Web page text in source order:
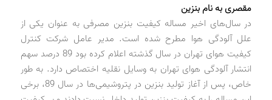
مقصری به نام بنزین
در سال‌های اخیر مساله کیفیت بنزین مصرفی به عنوان یکی از
علل آلودگی هوا مطرح شده است. مدیر عامل شرکت کنترل
کیفیت هوای تهران در سال گذشته اعلام کرده بود 89 درصد سهم
انتشار آلودگی هوای تهران به وسایل نقلیه اختصاص دارد. به طور
خاص، پس از آغاز تولید بنزین در پتروشیمی‌ها در سال 89، برخی